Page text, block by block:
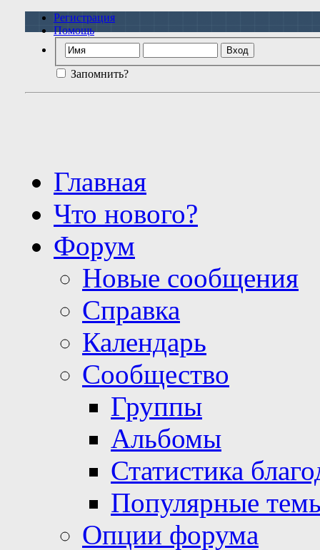
Регистрация
Помощь
Запомнить?
Главная
Что нового?
Форум
Новые сообщения
Справка
Календарь
Сообщество
Группы
Альбомы
Статистика
Популярные
Опции форума